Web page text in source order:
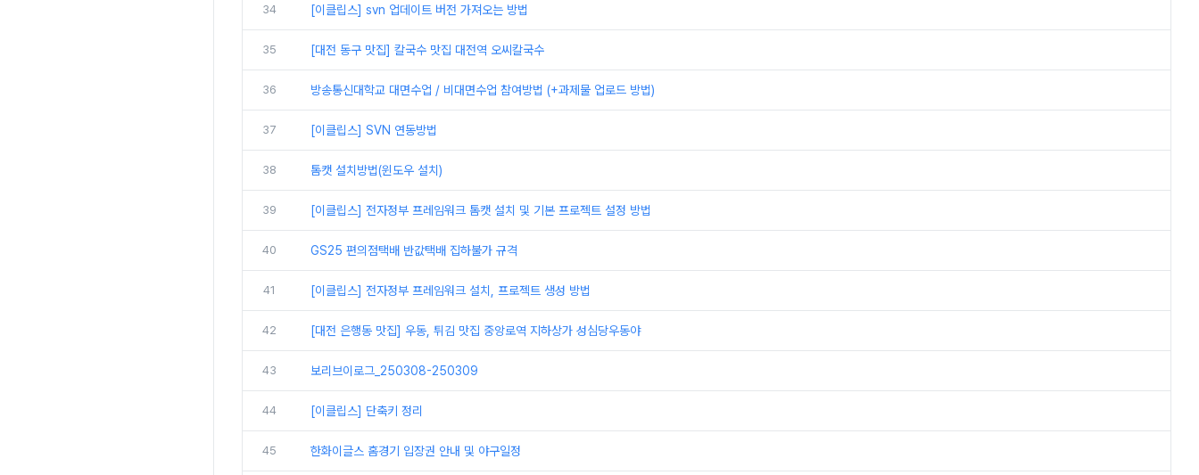
34 [이클립스] svn 업데이트 버전 가져오는 방법
35 [대전 동구 맛집] 칼국수 맛집 대전역 오씨칼국수
36 방송통신대학교 대면수업 / 비대면수업 참여방법 (+과제물 업로드 방법)
37 [이클립스] SVN 연동방법
38 톰캣 설치방법(윈도우 설치)
39 [이클립스] 전자정부 프레임워크 톰캣 설치 및 기본 프로젝트 설정 방법
40 GS25 편의점택배 반값택배 집하불가 규격
41 [이클립스] 전자정부 프레임워크 설치, 프로젝트 생성 방법
42 [대전 은행동 맛집] 우동, 튀김 맛집 중앙로역 지하상가 성심당우동야
43 보리브이로그_250308-250309
44 [이클립스] 단축키 정리
45 한화이글스 홈경기 입장권 안내 및 야구일정